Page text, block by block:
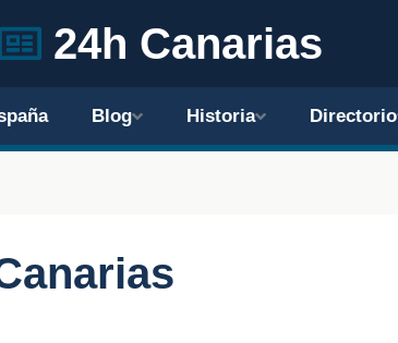
24h Canarias
Blog Historia Directorio